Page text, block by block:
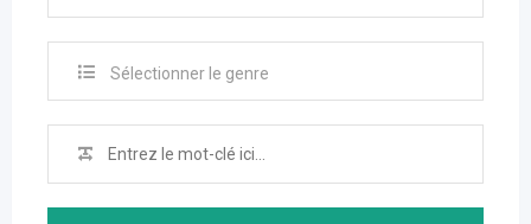
Sélectionner le genre